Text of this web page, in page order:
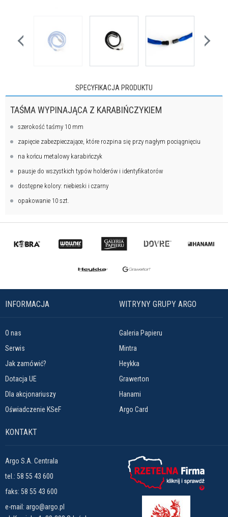
SPECYFIKACJA PRODUKTU
TAŚMA WYPINAJĄCA Z KARABIŃCZYKIEM
szerokość taśmy 10 mm
zapięcie zabezpieczające, które rozpina się przy nagłym pociągnięciu
na końcu metalowy karabińczyk
pausje do wszystkich typów holderów i identyfikatorów
dostępne kolory: niebieski i czarny
opakowanie 10 szt.
INFORMACJA
O nas
Serwis
Jak zamówić?
Dotacja UE
Dla akcjonariuszy
Oświadczenie KSeF
WITRYNY GRUPY ARGO
Galeria Papieru
Mintra
Heykka
Grawerton
Hanami
Argo Card
KONTAKT
Argo S.A. Centrala
tel.: 58 55 43 600
faks: 58 55 43 600
e-mail: argo@argo.pl